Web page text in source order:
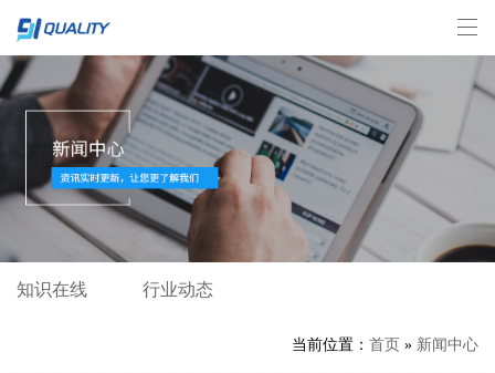
知识在线 行业动态
当前位置： 首页 » 新闻中心